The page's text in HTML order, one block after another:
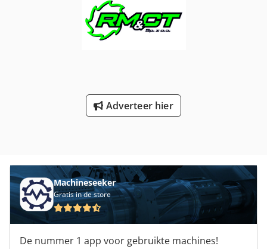
Adverteer hier
Machineseeker
Gratis in de store
De nummer 1 app voor gebruikte machines!